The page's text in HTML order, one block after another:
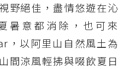
野絕佳，盡情悠遊在沁
暑意都消除，也可來
，以阿里山自然風土為
間涼風輕拂與啜飲夏日